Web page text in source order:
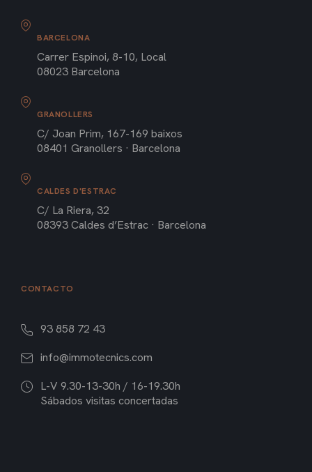
BARCELONA
Carrer Espinoi, 8-10, Local
08023 Barcelona
GRANOLLERS
C/ Joan Prim, 167-169 baixos
08401 Granollers · Barcelona
CALDES D'ESTRAC
C/ La Riera, 32
08393 Caldes d’Estrac · Barcelona
CONTACTO
93 858 72 43
info@immotecnics.com
L-V 9.30-13-30h / 16-19.30h
Sábados visitas concertadas